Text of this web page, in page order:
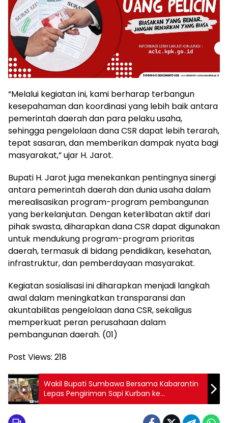
“Melalui kegiatan ini, kami berharap terbangun
kesepahaman dan koordinasi yang lebih baik antara
pemerintah daerah dan para pelaku usaha,
sehingga pengelolaan dana CSR dapat lebih terarah,
tepat sasaran, dan memberikan dampak nyata bagi
masyarakat,” ujar H. Jarot.
Bupati H. Jarot juga menekankan pentingnya sinergi
antara pemerintah daerah dan dunia usaha dalam
merealisasikan program-program pembangunan
yang berkelanjutan. Dengan keterlibatan aktif dari
pihak swasta, diharapkan dana CSR dapat digunakan
untuk mendukung program-program prioritas
daerah, termasuk di bidang pendidikan, kesehatan,
infrastruktur, dan pemberdayaan masyarakat.
Kegiatan sosialisasi ini diharapkan menjadi langkah
awal dalam meningkatkan transparansi dan
akuntabilitas pengelolaan dana CSR, sekaligus
memperkuat peran perusahaan dalam
pembangunan daerah. (01)
Post Views: 218
Wakil Bupati Sumbawa Bersama Kabarantin
Lepas Pengiriman Sapi Kurban ke
Jabodetabek